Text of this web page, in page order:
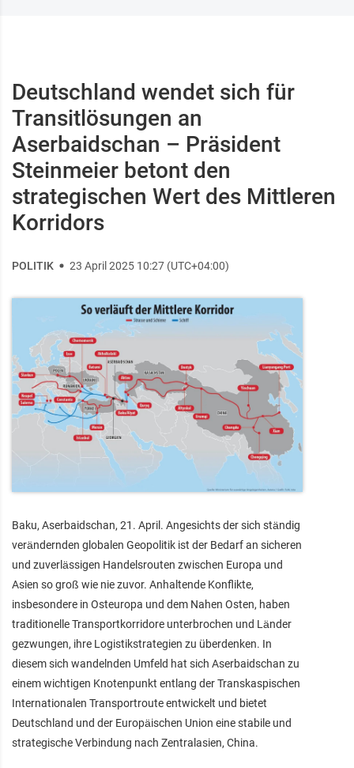
Deutschland wendet sich für
Transitlösungen an
Aserbaidschan – Präsident
Steinmeier betont den
strategischen Wert des Mittleren
Korridors
POLITIK 23 April 2025 10:27 (UTC+04:00)
Baku, Aserbaidschan, 21. April. Angesichts der sich ständig
verändernden globalen Geopolitik ist der Bedarf an sicheren
und zuverlässigen Handelsrouten zwischen Europa und
Asien so groß wie nie zuvor. Anhaltende Konflikte,
insbesondere in Osteuropa und dem Nahen Osten, haben
traditionelle Transportkorridore unterbrochen und Länder
gezwungen, ihre Logistikstrategien zu überdenken. In
diesem sich wandelnden Umfeld hat sich Aserbaidschan zu
einem wichtigen Knotenpunkt entlang der Transkaspischen
Internationalen Transportroute entwickelt und bietet
Deutschland und der Europäischen Union eine stabile und
strategische Verbindung nach Zentralasien, China.